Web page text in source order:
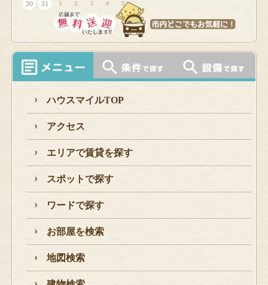
ハウスマイルTOP
アクセス
エリアで賃貸を探す
スポットで探す
ワードで探す
お部屋を検索
地図検索